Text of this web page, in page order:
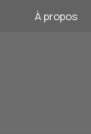
À propos